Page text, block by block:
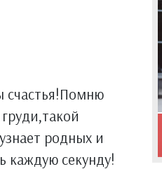
счастья!Помню
родных и
каждую секунду!